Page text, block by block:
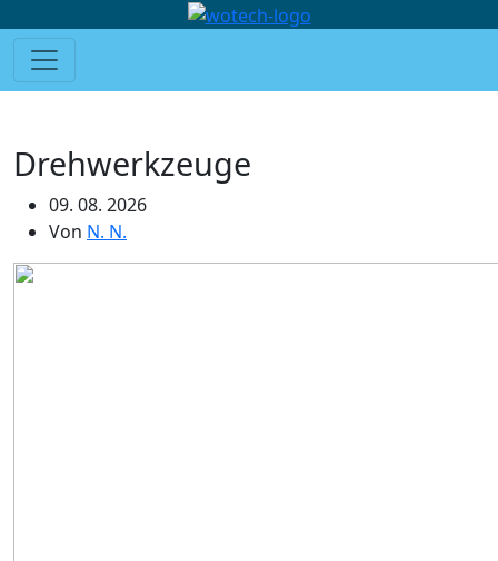
Drehwerkzeuge
09. 08. 2026
Von N. N.